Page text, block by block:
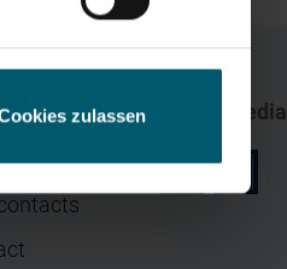
zulassen Social Media